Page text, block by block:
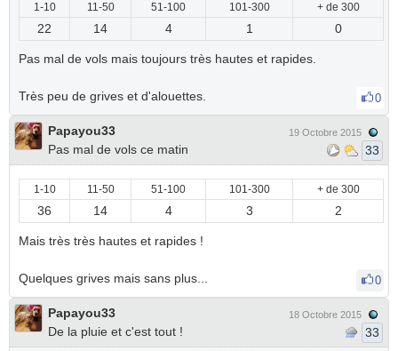
1-10 11-50 51-100 101-300 + de 300
22 14 4 1 0
Pas mal de vols mais toujours très hautes et rapides.
Très peu de grives et d'alouettes. 0
Papayou33
Pas mal de vols ce matin
19 Octobre 2015
33
1-10 11-50 51-100 101-300 + de 300
36 14 4 3 2
Mais très très hautes et rapides !
Quelques grives mais sans plus... 0
Papayou33
De la pluie et c'est tout !
18 Octobre 2015
33